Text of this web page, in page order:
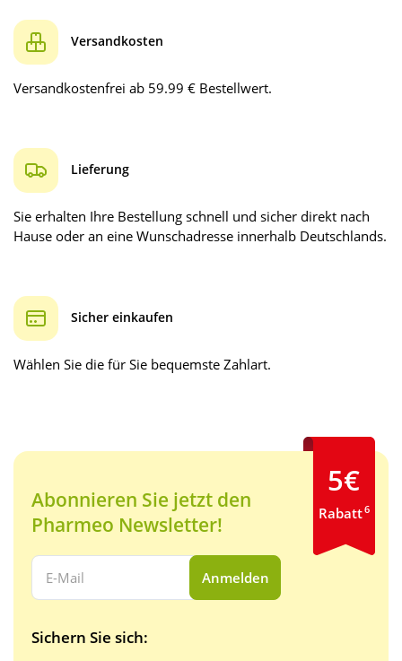
Versandkosten
Versandkostenfrei ab 59.99 € Bestellwert.
Lieferung
Sie erhalten Ihre Bestellung schnell und sicher direkt nach
Hause oder an eine Wunschadresse innerhalb Deutschlands.
Sicher einkaufen
Wählen Sie die für Sie bequemste Zahlart.
Abonnieren Sie jetzt den
Pharmeo Newsletter!
Ihre E-Mail Adresse:
Anmelden
Sichern Sie sich:
5€
Rabatt6